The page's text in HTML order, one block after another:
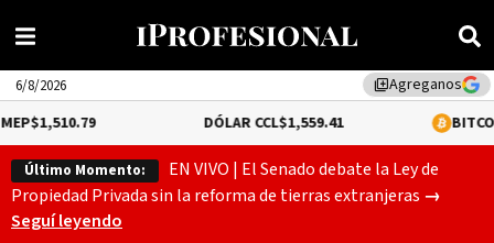
library_addAgreganos
6/8/2026
$1,559.41 0.12%
Último Momento:
EN VIVO | El Senado debate la Ley de
Propiedad Privada sin la reforma de tierras extranjeras →
Seguí leyendo